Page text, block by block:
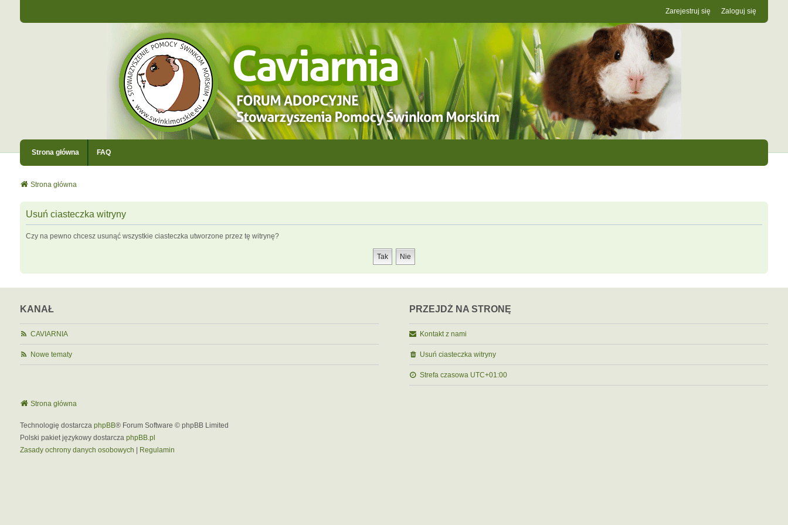
Zaloguj się
Zarejestruj się
Strona główna FAQ
Strona główna
Usuń ciasteczka witryny
Czy na pewno chcesz usunąć wszystkie ciasteczka utworzone przez tę witrynę?
KANAŁ
CAVIARNIA
Nowe tematy
PRZEJDŹ NA STRONĘ
Kontakt z nami
Usuń ciasteczka witryny
Strefa czasowa UTC+01:00
Strona główna
Technologię dostarcza phpBB® Forum Software © phpBB Limited
Polski pakiet językowy dostarcza phpBB.pl
Zasady ochrony danych osobowych
Regulamin